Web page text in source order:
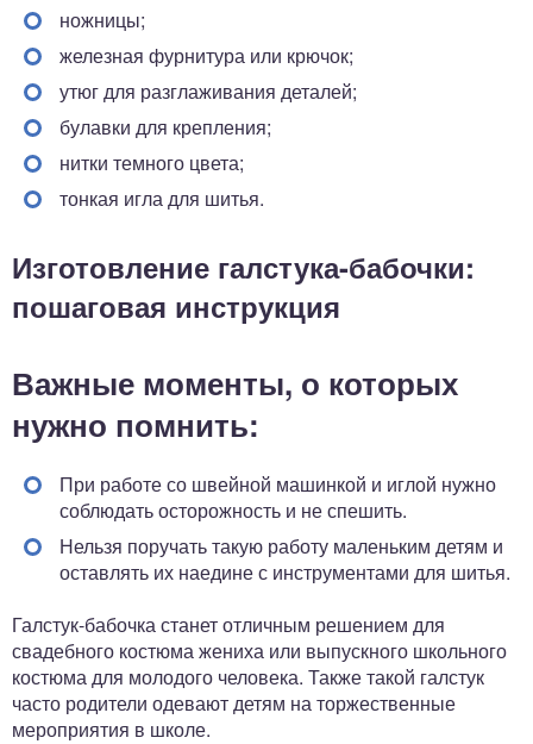
ножницы;
железная фурнитура или крючок;
утюг для разглаживания деталей;
булавки для крепления;
нитки темного цвета;
тонкая игла для шитья.
Изготовление галстука-бабочки:
пошаговая инструкция
Важные моменты, о которых
нужно помнить:
При работе со швейной машинкой и иглой нужно
соблюдать осторожность и не спешить.
Нельзя поручать такую работу маленьким детям и
оставлять их наедине с инструментами для шитья.
Галстук-бабочка станет отличным решением для
свадебного костюма жениха или выпускного школьного
костюма для молодого человека. Также такой галстук
часто родители одевают детям на торжественные
мероприятия в школе.